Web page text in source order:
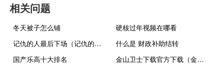
相关问题
冬天被子怎么铺
硬核过年视频在哪看
记仇的人最后下场（记仇的人）
什么是 财政补助结转
国产乐高十大排名
金山卫士下载官方下载（金山卫士3.0）